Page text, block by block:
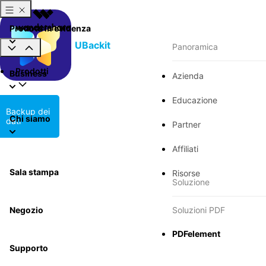
Prodotti in evidenza
Business
Panoramica
Azienda
Educazione
Partner
Affiliati
Risorse
Soluzione
Soluzioni PDF
PDFelement
Chi siamo
Sala stampa
Negozio
Supporto
UBackit
Prodotti
Backup dei
dati